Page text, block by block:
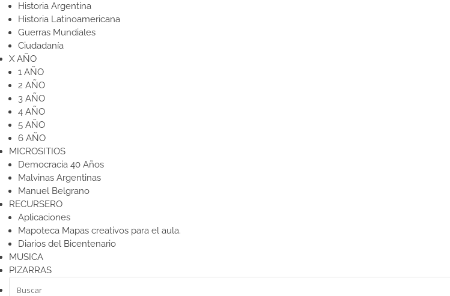
Historia Argentina
Historia Latinoamericana
Guerras Mundiales
Ciudadanía
X AÑO
1 AÑO
2 AÑO
3 AÑO
4 AÑO
5 AÑO
6 AÑO
MICROSITIOS
Democracia 40 Años
Malvinas Argentinas
Manuel Belgrano
RECURSERO
Aplicaciones
Mapoteca Mapas creativos para el aula.
Diarios del Bicentenario
MUSICA
PIZARRAS